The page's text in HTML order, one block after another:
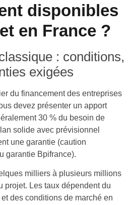
disponibles
en France ?
: conditions,
exigées
du financement des entreprises
devez présenter un apport
30 % du besoin de
solide avec prévisionnel
une garantie (caution
garantie Bpifrance).
milliers à plusieurs millions
projet. Les taux dépendent du
des conditions de marché en